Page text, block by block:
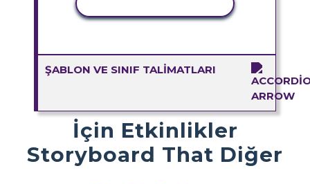
ŞABLON VE SINIF TALIMATLARI
İçin Etkinlikler
Storyboard That Diğer